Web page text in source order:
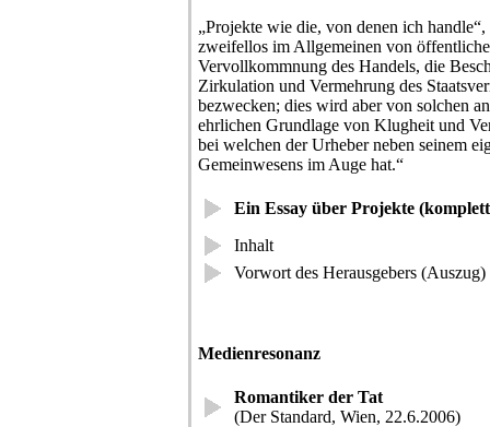
„Projekte wie die, von denen ich
zweifellos im Allgemeinen von
Vervollkommnung des Handels, die
Zirkulation und Vermehrung des
bezwecken; dies wird aber von solchen
ehrlichen Grundlage von Klugheit und
bei welchen der Urheber neben seinem
Gemeinwesens im Auge hat.“
Ein Essay über Projekte
Inhalt
Vorwort des Herausgebers (Auszug)
Medienresonanz
Romantiker der Tat
(Der Standard, Wien, 22.6.2006)